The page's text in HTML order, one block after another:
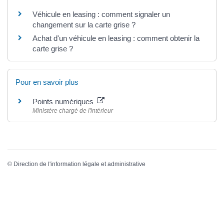
Véhicule en leasing : comment signaler un
changement sur la carte grise ?
Achat d'un véhicule en leasing : comment obtenir la
carte grise ?
Pour en savoir plus
Points numériques
Ministère chargé de l'intérieur
© Direction de l'information légale et administrative